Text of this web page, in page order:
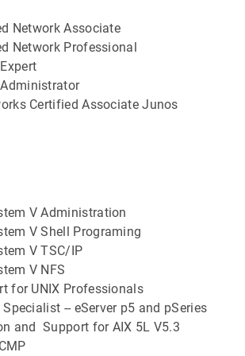
Network Associate
Network Professional
Certified Associate Junos
V Administration
V Shell Programing
V TSC/IP
V NFS
for UNIX Professionals
-- eServer p5 and pSeries
and Support for AIX 5L V5.3